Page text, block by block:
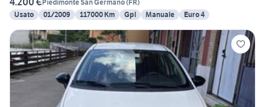
Piedimonte San Germano(FR)
Usato
01/2009 117000 Km Gpl Manuale Euro 4